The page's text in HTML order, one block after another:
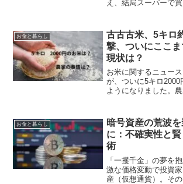
え、結局スーパーで
間にか「趣味の出費」
はよくある話。そこ
お金と暮らし
古古古米、5キロ
撃、ついにここ
現状は？
お米に関するニュー
が、ついに5キロ2000
ようになりました。
いるから買わなくて
い話だったのでしょ
お金と暮らし
暗号資産の荒波
に：不確実性と
術
「一攫千金」の夢を
激な価格変動で投資
産（仮想通貨）。その